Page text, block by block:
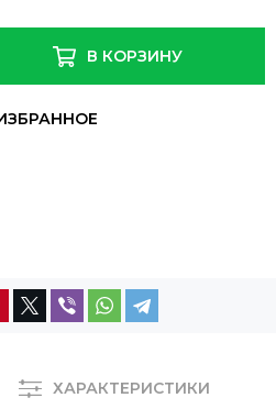
В КОРЗИНУ
ХАРАКТЕРИСТИКИ